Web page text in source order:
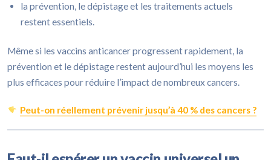
la prévention, le dépistage et les traitements actuels
restent essentiels.
Même si les vaccins anticancer progressent rapidement, la
prévention et le dépistage restent aujourd’hui les moyens les
plus efficaces pour réduire l’impact de nombreux cancers.
Peut-on réellement prévenir jusqu’à 40 % des cancers ?